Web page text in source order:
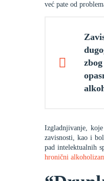
već pate od
Izgladnjivanje,
zavisnosti, kao i
pad intelektualnih
hronični